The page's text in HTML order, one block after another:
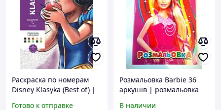
Раскраска по номерам
Disney Klasyka (Best of) |
Готово к отправке
Розмальовка Barbie 36
аркушів | розмальовка
В наличии